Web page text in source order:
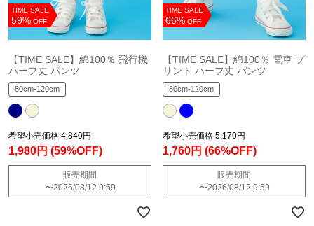
TIME SALE
59% OFF
【TIME SALE】綿100％ 飛行機
ハーフ丈 パンツ
80cm-120cm
希望小売価格 4,840円
1,980円 (59%OFF)
販売期間
〜2026/08/12 9:59
TIME SALE
66% OFF
【TIME SALE】綿100％ 電車 プ
リント ハーフ丈 パンツ
80cm-120cm
希望小売価格 5,170円
1,760円 (66%OFF)
販売期間
〜2026/08/12 9:59